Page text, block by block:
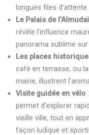
longues files d’attente.
Le Palais de
révèle l’influence
panorama sublime sur
Les places
café en terrasse, ou
mairie, illustrent
Visite guidée en vélo:
permet d’explorer
vieille ville, tout en
façon ludique et